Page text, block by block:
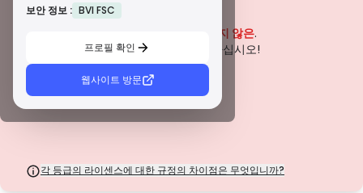
보안 정보 : BVI FSC
프로필 확인
웹사이트 방문
입증되지 않은.
잠재적인 위험에 주의하십시오!
각 등급의 라이센스에 대한 규정의 차이점은 무엇입니까?
존경받는 지역 규제 기관에서 부여하는 이 라이선스는 자금 분리, 재무 보고 및
보상 제도와 같은 강력한 안전 조치를 제공합니다. 티어 1만큼 엄격하지는 않지
만 신뢰할 수 있는 지역 보호를 제공합니다.
신흥 시장의 규제 기관에서 발급한 이 라이선스는 최소 자본 요건 및 AML 정책
과 같은 기본적인 보호 기능을 제공합니다. 감독이 덜 엄격하므로 거래자는 주
의를 기울이고 안전 조치를 확인해야 합니다.
감독이 최소화된 관할권에서 발행된 이러한 라이선스는 종종 자금 분리 및 보험